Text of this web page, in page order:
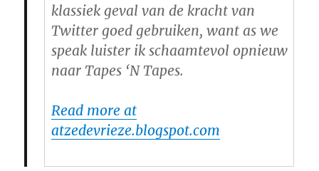
klassiek geval van de kracht van
Twitter goed gebruiken, want as we
speak luister ik schaamtevol opnieuw
naar Tapes ‘N Tapes.
Read more at
atzedevrieze.blogspot.com